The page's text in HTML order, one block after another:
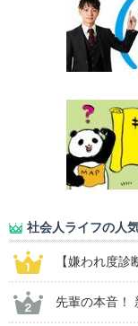
社会人ライフの人
【嫌われ度
先輩の本音！